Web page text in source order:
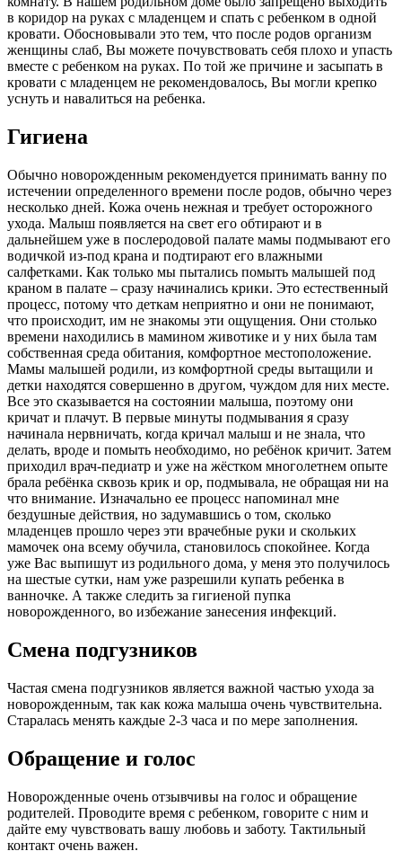
в коридор на руках с младенцем и спать с ребенком в одной
кровати. Обосновывали это тем, что после родов организм
женщины слаб, Вы можете почувствовать себя плохо и упасть
вместе с ребенком на руках. По той же причине и засыпать в
кровати с младенцем не рекомендовалось, Вы могли крепко
уснуть и навалиться на ребенка.
Гигиена
Обычно новорожденным рекомендуется принимать ванну по
истечении определенного времени после родов, обычно через
несколько дней. Кожа очень нежная и требует осторожного
ухода. Малыш появляется на свет его обтирают и в
дальнейшем уже в послеродовой палате мамы подмывают его
водичкой из-под крана и подтирают его влажными
салфетками. Как только мы пытались помыть малышей под
краном в палате – сразу начинались крики. Это естественный
процесс, потому что деткам неприятно и они не понимают,
что происходит, им не знакомы эти ощущения. Они столько
времени находились в мамином животике и у них была там
собственная среда обитания, комфортное местоположение.
Мамы малышей родили, из комфортной среды вытащили и
детки находятся совершенно в другом, чуждом для них месте.
Все это сказывается на состоянии малыша, поэтому они
кричат и плачут. В первые минуты подмывания я сразу
начинала нервничать, когда кричал малыш и не знала, что
делать, вроде и помыть необходимо, но ребёнок кричит. Затем
приходил врач-педиатр и уже на жёстком многолетнем опыте
брала ребёнка сквозь крик и ор, подмывала, не обращая ни на
что внимание. Изначально ее процесс напоминал мне
бездушные действия, но задумавшись о том, сколько
младенцев прошло через эти врачебные руки и скольких
мамочек она всему обучила, становилось спокойнее. Когда
уже Вас выпишут из родильного дома, у меня это получилось
на шестые сутки, нам уже разрешили купать ребенка в
ванночке. А также следить за гигиеной пупка
новорожденного, во избежание занесения инфекций.
Смена подгузников
Частая смена подгузников является важной частью ухода за
новорожденным, так как кожа малыша очень чувствительна.
Старалась менять каждые 2-3 часа и по мере заполнения.
Обращение и голос
Новорожденные очень отзывчивы на голос и обращение
родителей. Проводите время с ребенком, говорите с ним и
дайте ему чувствовать вашу любовь и заботу. Тактильный
контакт очень важен.